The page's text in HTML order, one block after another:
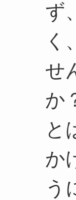
ず
く
せ
か
と
か
う